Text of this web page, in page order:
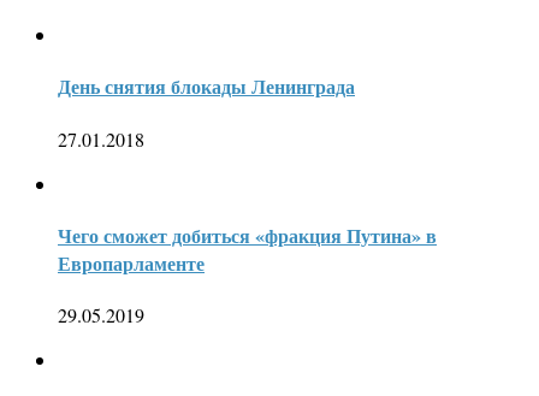
День снятия блокады Ленинграда
27.01.2018
Чего сможет добиться «фракция Путина» в
Европарламенте
29.05.2019